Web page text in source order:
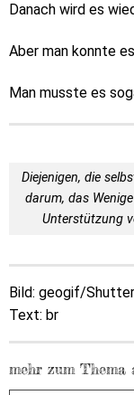
Danach wird es
Aber man konnte
Man musste es
Diejenigen, die
darum, das
Unterstützung
Bild: geogif/
Text: br
mehr zum Thema